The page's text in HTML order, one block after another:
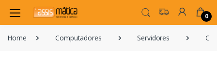
0
Home Computadores Servidores